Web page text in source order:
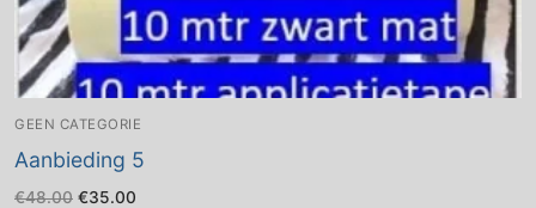
GEEN CATEGORIE
Aanbieding 5
€48.00 Oorspronkelijke
€35.00